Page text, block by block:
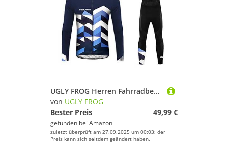
UGLY FROG Herren Fahrradbekleidung Langarm Radtrikot Set Outdoor Radsport Gemütlich Radkleidung Trikot Jersey + Lange Radlerhose im Winter
von UGLY FROG
Bester Preis
49,99 €
gefunden bei Amazon
zuletzt überprüft am 27.09.2025 um 00:03; der
Preis kann sich seitdem geändert haben.